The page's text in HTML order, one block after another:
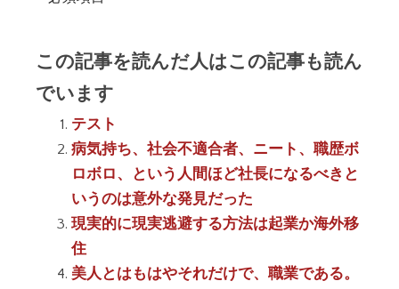
この記事を読んだ人はこの記事も読ん
でいます
テスト
病気持ち、社会不適合者、ニート、職歴ボ
ロボロ、という人間ほど社長になるべきと
いうのは意外な発見だった
現実的に現実逃避する方法は起業か海外移
住
美人とはもはやそれだけで、職業である。